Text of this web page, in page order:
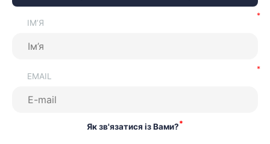
ІМ’Я
EMAIL
Як зв'язатися із Вами?*